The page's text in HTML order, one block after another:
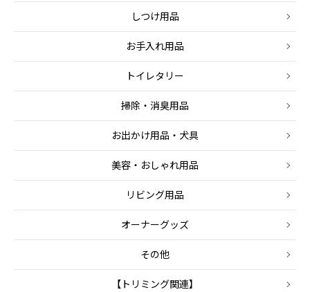
しつけ用品
お手入れ用品
トイレタリー
掃除・消臭用品
お出かけ用品・犬具
美容・おしゃれ用品
リビング用品
オーナーグッズ
その他
【トリミング関連】